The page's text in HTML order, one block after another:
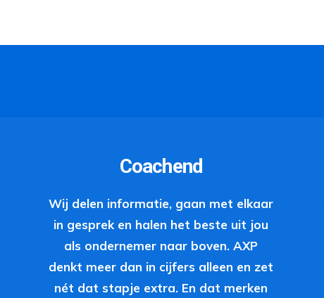
Coachend
Wij delen informatie, gaan met elkaar
in gesprek en halen het beste uit jou
als ondernemer naar boven. AXP
denkt meer dan in cijfers alleen en zet
nét dat stapje extra. En dat merken